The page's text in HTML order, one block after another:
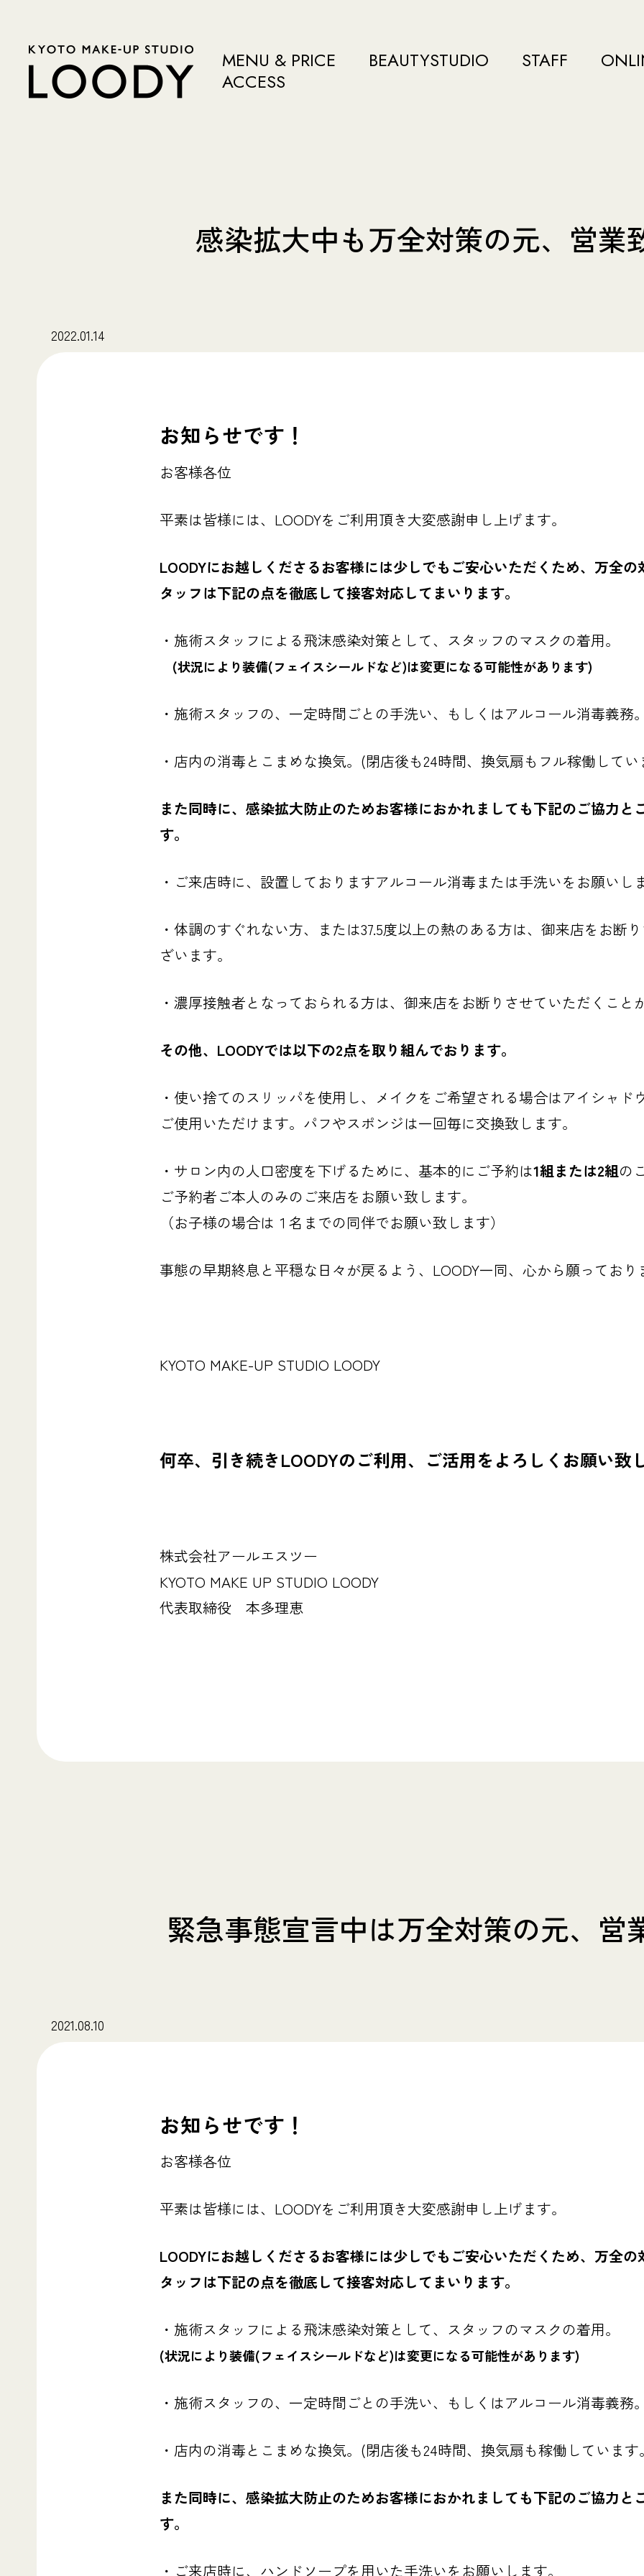
MENU & PRICE BEAUTYSTUDIO STAFF
ACCESS
感染拡大中も万全対策の元、営業
2022.01.14
お知らせです！
お客様各位
平素は皆様には、LOODYをご利用頂き大変感謝申し上げます。
LOODYにお越しくださるお客様には少しでもご安心いただくため、万全
タッフは下記の点を徹底して接客対応してまいります。
・施術スタッフによる飛沫感染対策として、スタッフのマスクの着用。
(状況により装備(フェイスシールドなど)は変更になる可能性があります)
・施術スタッフの、一定時間ごとの手洗い、もしくはアルコール消毒義務
・店内の消毒とこまめな換気。(閉店後も24時間、換気扇もフル稼働して
また同時に、感染拡大防止のためお客様におかれましても下記のご協力と
す。
・ご来店時に、設置しておりますアルコール消毒または手洗いをお願いし
・体調のすぐれない方、または37.5度以上の熱のある方は、御来店をお断
ざいます。
・濃厚接触者となっておられる方は、御来店をお断りさせていただくこと
その他、LOODYでは以下の2点を取り組んでおります。
・使い捨てのスリッパを使用し、メイクをご希望される場合はアイシャド
ご使用いただけます。パフやスポンジは一回毎に交換致します。
・サロン内の人口密度を下げるために、基本的にご予約は1組または2組の
ご予約者ご本人のみのご来店をお願い致します。
（お子様の場合は１名までの同伴でお願い致します）
事態の早期終息と平穏な日々が戻るよう、LOODY一同、心から願っており
KYOTO MAKE-UP STUDIO LOODY
何卒、引き続きLOODYのご利用、ご活用をよろしくお願い致
株式会社アールエスツー
KYOTO MAKE UP STUDIO LOODY
代表取締役 本多理恵
緊急事態宣言中は万全対策の元、営
2021.08.10
お知らせです！
お客様各位
平素は皆様には、LOODYをご利用頂き大変感謝申し上げます。
LOODYにお越しくださるお客様には少しでもご安心いただくため、万全
タッフは下記の点を徹底して接客対応してまいります。
・施術スタッフによる飛沫感染対策として、スタッフのマスクの着用。
(状況により装備(フェイスシールドなど)は変更になる可能性があります)
・施術スタッフの、一定時間ごとの手洗い、もしくはアルコール消毒義務
・店内の消毒とこまめな換気。(閉店後も24時間、換気扇も稼働しています
また同時に、感染拡大防止のためお客様におかれましても下記のご協力と
す。
・ご来店時に、ハンドソープを用いた手洗いをお願いします。